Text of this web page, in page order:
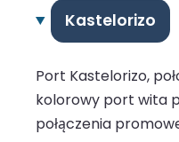
Kastelorizo
Port Kastelorizo,
kolorowy port wita
połączenia